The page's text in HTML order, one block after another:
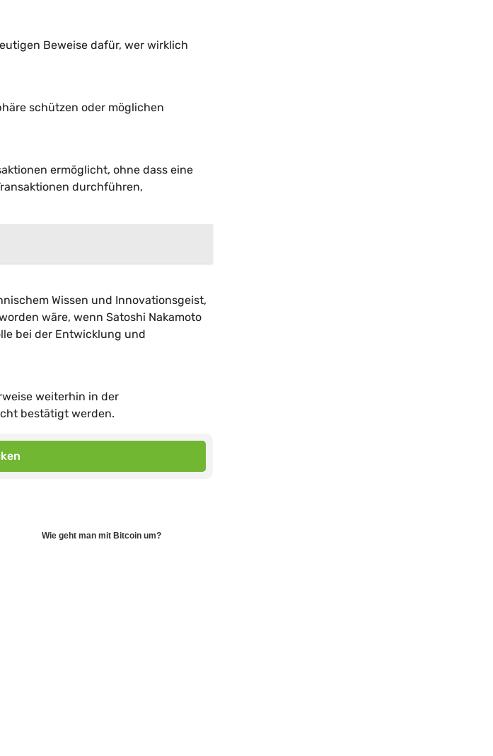
Beweise dafür, wer wirklich
schützen oder möglichen
ermöglicht, ohne dass eine
durchführen,
Wissen und Innovationsgeist,
wäre, wenn Satoshi Nakamoto
bei der Entwicklung und
weiterhin in der
bestätigt werden.
Wie geht man mit Bitcoin um?